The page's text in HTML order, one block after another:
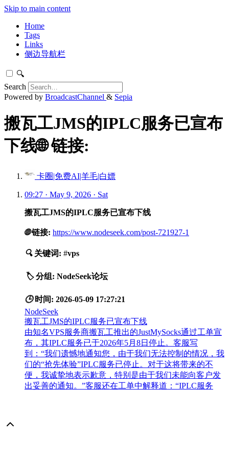
Skip to main content
Home
Tags
Links
侧边导航栏
🔍
Search
Powered by BroadcastChannel & Sepia
搬瓦工JMS的IPLC服务已宣布
下线🌐 链接:
卡圈|免费AI|羊毛|白嫖
09:27 · May 9, 2026 · Sat
搬瓦工JMS的IPLC服务已宣布下线
🌐 链接: https://www.nodeseek.com/post-721927-1
🔍 关键词: #vps
🏷️ 分组: NodeSeek论坛
🕒 时间: 2026-05-09 17:27:21
NodeSeek
搬瓦工JMS的IPLC服务已宣布下线
由知名VPS服务商搬瓦工推出的JustMySocks通过工单宣
布，其IPLC服务已于2026年5月8日停止。客服写
到：“我们遗憾地通知您，由于我们无法控制的情况，我
们的“抢先体验”IPLC服务已停止。对于这将带来的不
便，我诚挚地表示歉意，特别是由于我们未能向客户发
出妥善的通知。”客服还在工单中解释道：“IPLC服务